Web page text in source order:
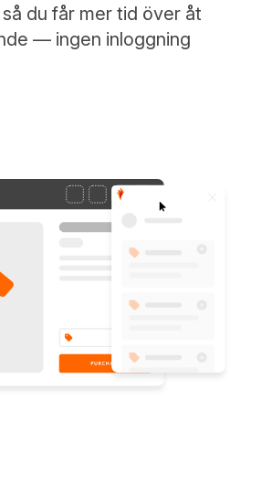
du får mer tid över åt
— ingen inloggning